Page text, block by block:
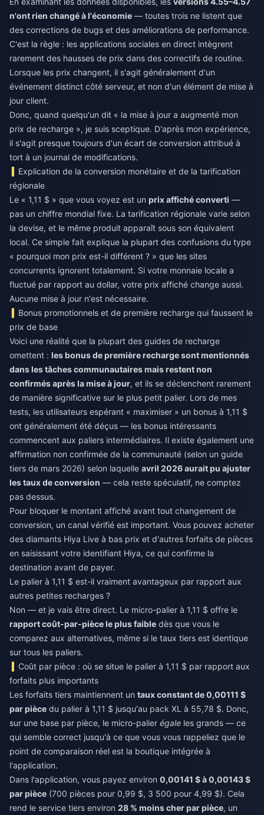
n'ont rien changé à l'économie — toutes trois ne listent que
des corrections de bugs et des améliorations de performance.
C'est la règle : les applications sociales en direct intègrent
rarement des hausses de prix dans des correctifs de routine.
Lorsque les prix changent, il s'agit généralement d'un
événement distinct côté serveur, et non d'un élément de mise à
jour client.
Donc, quand quelqu'un dit « la mise à jour a augmenté mon
prix de recharge », je suis sceptique. D'après mon expérience,
il s'agit presque toujours d'un écart de conversion attribué à
tort à un journal de modifications.
Explication de la conversion monétaire et de la tarification
régionale
Le « 1,11 $ » que vous voyez est un prix affiché converti —
pas un chiffre mondial fixe. La tarification régionale varie selon
la devise, et le même produit apparaît sous son équivalent
local. Ce simple fait explique la plupart des confusions du type
« pourquoi mon prix est-il différent ? » que les sites
concurrents ignorent totalement. Si votre monnaie locale a
fluctué par rapport au dollar, votre prix affiché change aussi.
Aucune mise à jour n'est nécessaire.
Bonus promotionnels et de première recharge qui faussent le
prix de base
Voici une réalité que la plupart des guides de recharge
omettent : les bonus de première recharge sont mentionnés
dans les tâches communautaires mais restent non
confirmés après la mise à jour, et ils se déclenchent rarement
de manière significative sur le plus petit palier. Lors de mes
tests, les utilisateurs espérant « maximiser » un bonus à 1,11 $
ont généralement été déçus — les bonus intéressants
commencent aux paliers intermédiaires. Il existe également une
affirmation non confirmée de la communauté (selon un guide
tiers de mars 2026) selon laquelle avril 2026 aurait pu ajuster
les taux de conversion — cela reste spéculatif, ne comptez
pas dessus.
Pour bloquer le montant affiché avant tout changement de
conversion, un canal vérifié est important. Vous pouvez acheter
des diamants Hiya Live à bas prix et d'autres forfaits de pièces
en saisissant votre identifiant Hiya, ce qui confirme la
destination avant de payer.
Le palier à 1,11 $ est-il vraiment avantageux par rapport aux
autres petites recharges ?
Non — et je vais être direct. Le micro-palier à 1,11 $ offre le
rapport coût-par-pièce le plus faible dès que vous le
comparez aux alternatives, même si le taux tiers est identique
sur tous les paliers.
Coût par pièce : où se situe le palier à 1,11 $ par rapport aux
forfaits plus importants
Les forfaits tiers maintiennent un taux constant de 0,00111 $
par pièce du palier à 1,11 $ jusqu'au pack XL à 55,78 $. Donc,
sur une base par pièce, le micro-palier égale les grands — ce
qui semble correct jusqu'à ce que vous vous rappeliez que le
point de comparaison réel est la boutique intégrée à
l'application.
Dans l'application, vous payez environ 0,00141 $ à 0,00143 $
par pièce (700 pièces pour 0,99 $, 3 500 pour 4,99 $). Cela
rend le service tiers environ 28 % moins cher par pièce, un